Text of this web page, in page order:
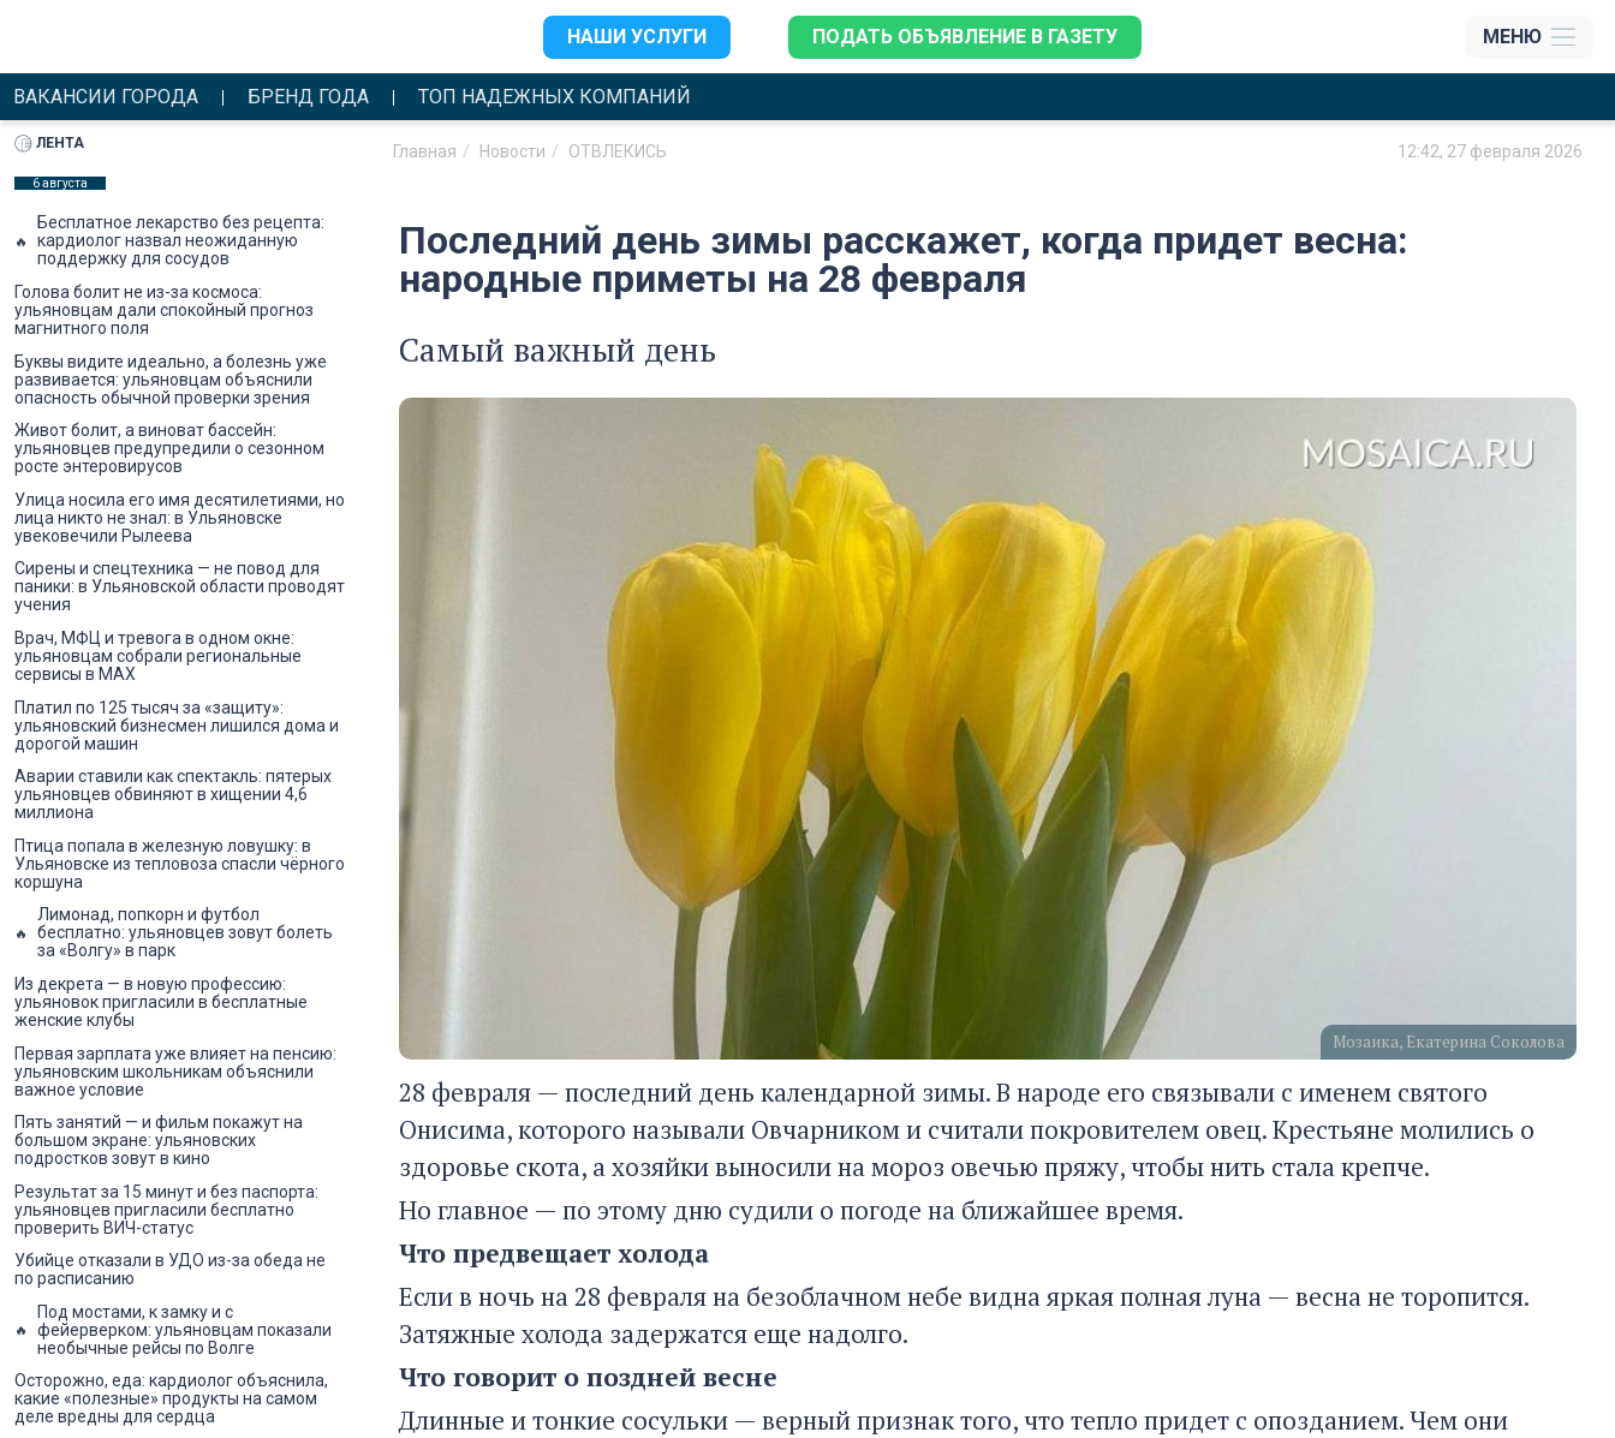
НАШИ УСЛУГИ ПОДАТЬ ОБЪЯВЛЕНИЕ В ГАЗЕТУ МЕНЮ
ВАКАНСИИ ГОРОДА БРЕНД ГОДА ТОП НАДЕЖНЫХ КОМПАНИЙ
Главная Новости ОТВЛЕКИСЬ 12:42, 27 февраля 2026
Последний день зимы расскажет, когда придет весна:
народные приметы на 28 февраля
Самый важный день
Мозаика, Екатерина Соколова
28 февраля — последний день календарной зимы. В народе его связывали с именем святого
Онисима, которого называли Овчарником и считали покровителем овец. Крестьяне молились о
здоровье скота, а хозяйки выносили на мороз овечью пряжу, чтобы нить стала крепче.
Но главное — по этому дню судили о погоде на ближайшее время.
Что предвещает холода
Если в ночь на 28 февраля на безоблачном небе видна яркая полная луна — весна не торопится.
Затяжные холода задержатся еще надолго.
Что говорит о поздней весне
Длинные и тонкие сосульки — верный признак того, что тепло придет с опозданием. Чем они
ЛЕНТА
6 августа
Бесплатное лекарство без рецепта:
кардиолог назвал неожиданную
поддержку для сосудов
Голова болит не из-за космоса:
ульяновцам дали спокойный прогноз
магнитного поля
Буквы видите идеально, а болезнь уже
развивается: ульяновцам объяснили
опасность обычной проверки зрения
Живот болит, а виноват бассейн:
ульяновцев предупредили о сезонном
росте энтеровирусов
Улица носила его имя десятилетиями, но
лица никто не знал: в Ульяновске
увековечили Рылеева
Сирены и спецтехника — не повод для
паники: в Ульяновской области проводят
учения
Врач, МФЦ и тревога в одном окне:
ульяновцам собрали региональные
сервисы в MAX
Платил по 125 тысяч за «защиту»:
ульяновский бизнесмен лишился дома и
дорогой машин
Аварии ставили как спектакль: пятерых
ульяновцев обвиняют в хищении 4,6
миллиона
Птица попала в железную ловушку: в
Ульяновске из тепловоза спасли чёрного
коршуна
Лимонад, попкорн и футбол
бесплатно: ульяновцев зовут болеть
за «Волгу» в парк
Из декрета — в новую профессию:
ульяновок пригласили в бесплатные
женские клубы
Первая зарплата уже влияет на пенсию:
ульяновским школьникам объяснили
важное условие
Пять занятий — и фильм покажут на
большом экране: ульяновских
подростков зовут в кино
Результат за 15 минут и без паспорта:
ульяновцев пригласили бесплатно
проверить ВИЧ-статус
Убийце отказали в УДО из-за обеда не
по расписанию
Под мостами, к замку и с
фейерверком: ульяновцам показали
необычные рейсы по Волге
Осторожно, еда: кардиолог объяснила,
какие «полезные» продукты на самом
деле вредны для сердца